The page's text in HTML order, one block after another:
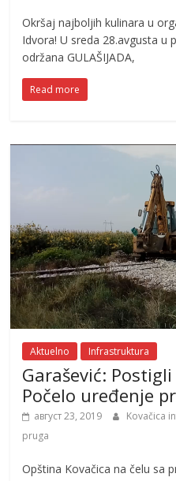
Okršaj najboljih kulinara u
Idvora! U sreda 28.avgusta u
održana GULAŠIJADA,
Read more
Aktuelno Infrastruktura
Garašević:
Počelo uređenje
август 23, 2019 Kovačica
pruga
Opština Kovačica na čelu sa